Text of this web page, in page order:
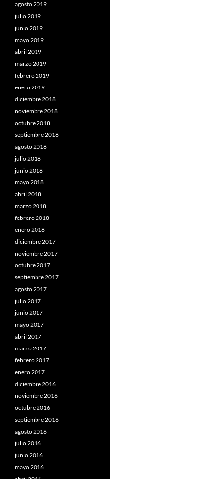
agosto 2019
julio 2019
junio 2019
mayo 2019
abril 2019
marzo 2019
febrero 2019
enero 2019
diciembre 2018
noviembre 2018
octubre 2018
septiembre 2018
agosto 2018
julio 2018
junio 2018
mayo 2018
abril 2018
marzo 2018
febrero 2018
enero 2018
diciembre 2017
noviembre 2017
octubre 2017
septiembre 2017
agosto 2017
julio 2017
junio 2017
mayo 2017
abril 2017
marzo 2017
febrero 2017
enero 2017
diciembre 2016
noviembre 2016
octubre 2016
septiembre 2016
agosto 2016
julio 2016
junio 2016
mayo 2016